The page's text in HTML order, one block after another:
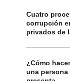
Cuatro
corrupción
privados de
¿Cómo
una